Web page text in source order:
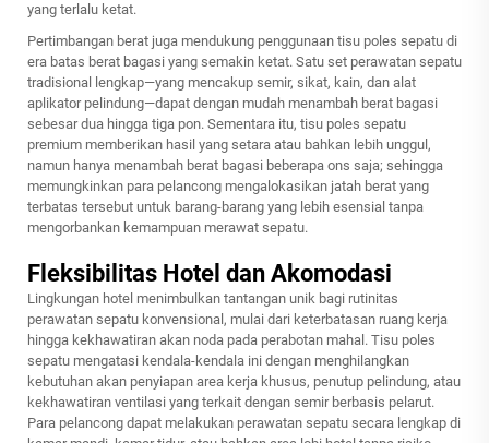
yang terlalu ketat.
Pertimbangan berat juga mendukung penggunaan tisu poles sepatu di
era batas berat bagasi yang semakin ketat. Satu set perawatan sepatu
tradisional lengkap—yang mencakup semir, sikat, kain, dan alat
aplikator pelindung—dapat dengan mudah menambah berat bagasi
sebesar dua hingga tiga pon. Sementara itu, tisu poles sepatu
premium memberikan hasil yang setara atau bahkan lebih unggul,
namun hanya menambah berat bagasi beberapa ons saja; sehingga
memungkinkan para pelancong mengalokasikan jatah berat yang
terbatas tersebut untuk barang-barang yang lebih esensial tanpa
mengorbankan kemampuan merawat sepatu.
Fleksibilitas Hotel dan Akomodasi
Lingkungan hotel menimbulkan tantangan unik bagi rutinitas
perawatan sepatu konvensional, mulai dari keterbatasan ruang kerja
hingga kekhawatiran akan noda pada perabotan mahal. Tisu poles
sepatu mengatasi kendala-kendala ini dengan menghilangkan
kebutuhan akan penyiapan area kerja khusus, penutup pelindung, atau
kekhawatiran ventilasi yang terkait dengan semir berbasis pelarut.
Para pelancong dapat melakukan perawatan sepatu secara lengkap di